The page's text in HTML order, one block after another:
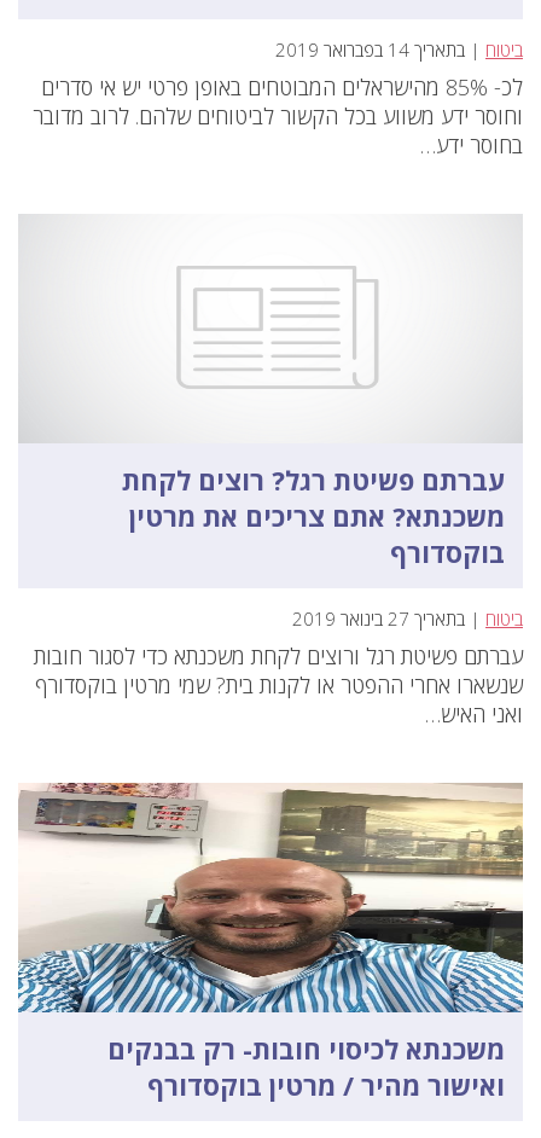
ביטוח | בתאריך 14 בפברואר 2019
לכ- 85% מהישראלים המבוטחים באופן פרטי יש אי סדרים
וחוסר ידע משווע בכל הקשור לביטוחים שלהם. לרוב מדובר
בחוסר ידע…
עברתם פשיטת רגל? רוצים לקחת
משכנתא? אתם צריכים את מרטין
בוקסדורף
ביטוח | בתאריך 27 בינואר 2019
עברתם פשיטת רגל ורוצים לקחת משכנתא כדי לסגור חובות
שנשארו אחרי ההפטר או לקנות בית? שמי מרטין בוקסדורף
ואני האיש…
משכנתא לכיסוי חובות- רק בבנקים
ואישור מהיר / מרטין בוקסדורף